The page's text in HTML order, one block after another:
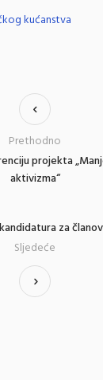
kućanstva
projekta
aktivizma“
Prethodno
za
Sljedeće